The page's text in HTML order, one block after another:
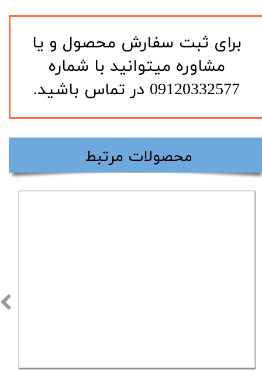
​برای ثبت سفارش محصول و یا
مشاوره میتوانید با شماره
09120332577 در تماس باشید.
​محصولات مرتبط